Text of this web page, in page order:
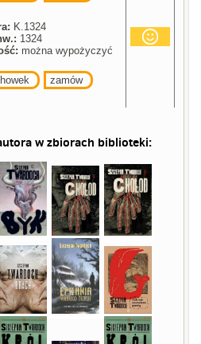
K.1324
1324
można wypożyczyć
zamów
w zbiorach biblioteki: